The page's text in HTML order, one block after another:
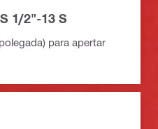
1/2"-13 S
para apertar